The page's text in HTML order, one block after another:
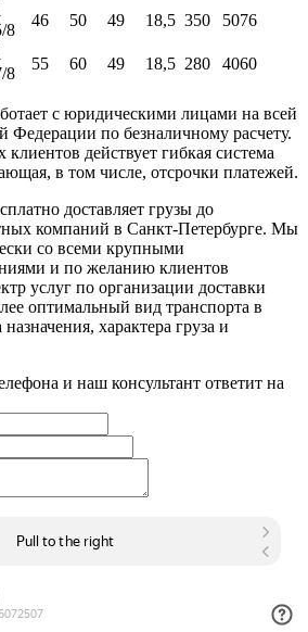
8
46 50 49 18,5 350 5076
8
55 60 49 18,5 280 4060
с юридическими лицами на всей
Федерации по безналичному расчету.
действует гибкая система
в том числе, отсрочки платежей.
доставляет грузы до
компаний в Санкт-Петербурге. Мы
со всеми крупными
и по желанию клиентов
услуг по организации доставки
оптимальный вид транспорта в
характера груза и
и наш консультант ответит на